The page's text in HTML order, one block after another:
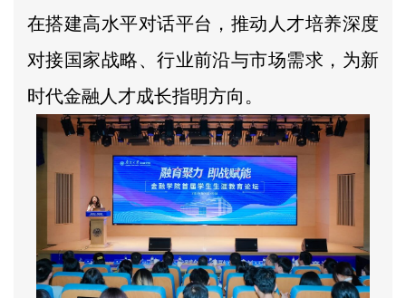
在搭建高水平对话平台，推动人才培养深度
对接国家战略、行业前沿与市场需求，为新
时代金融人才成长指明方向。